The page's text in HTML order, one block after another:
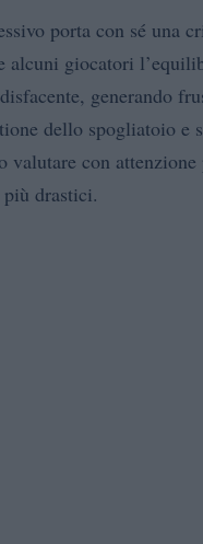
porta con sé una
giocatori
generando
dello spogliatoio e
con
drastici.